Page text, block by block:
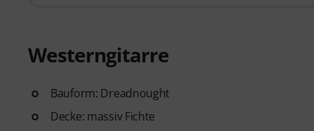
studierten Musiklehrern.
Gitarren Videolektionen für
Westerngitarre
Bauform: Dreadnought
Decke: massiv Fichte